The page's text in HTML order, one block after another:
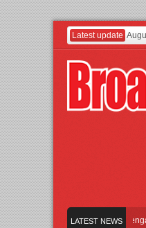
Latest update
LATEST NEWS
Meramaikan Jakarta dengan